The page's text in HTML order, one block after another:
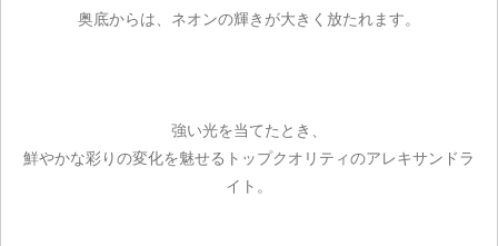
奥底からは、ネオンの輝きが大きく放たれます。
強い光を当てたとき、
鮮やかな彩りの変化を魅せるトップクオリティのアレキサンドラ
イト。